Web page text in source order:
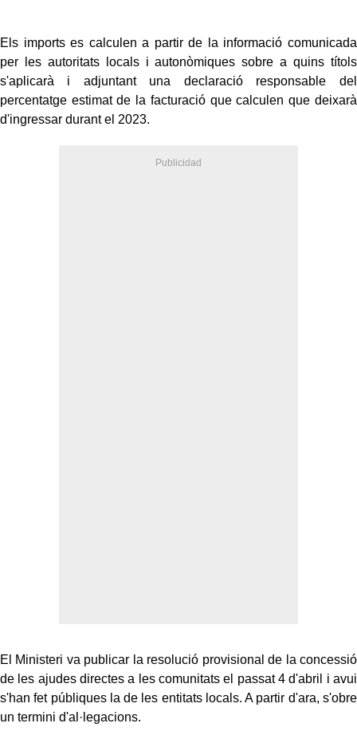
Els imports es calculen a partir de la informació comunicada
per les autoritats locals i autonòmiques sobre a quins títols
s'aplicarà i adjuntant una declaració responsable del
percentatge estimat de la facturació que calculen que deixarà
d'ingressar durant el 2023.
El Ministeri va publicar la resolució provisional de la concessió
de les ajudes directes a les comunitats el passat 4 d'abril i avui
s'han fet públiques la de les entitats locals. A partir d'ara, s'obre
un termini d'al·legacions.